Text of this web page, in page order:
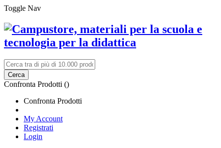
Toggle Nav
Cerca
Confronta Prodotti ()
Confronta Prodotti
My Account
Registrati
Login